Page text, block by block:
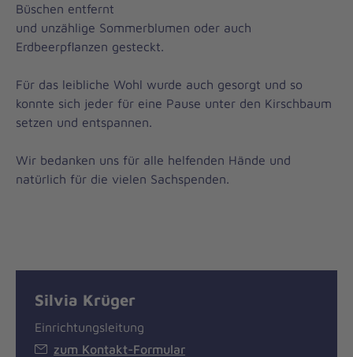
Büschen entfernt
und unzählige Sommerblumen oder auch
Erdbeerpflanzen gesteckt.
Für das leibliche Wohl wurde auch gesorgt und so
konnte sich jeder für eine Pause unter den Kirschbaum
setzen und entspannen.
Wir bedanken uns für alle helfenden Hände und
natürlich für die vielen Sachspenden.
Silvia Krüger
Einrichtungsleitung
zum Kontakt-Formular